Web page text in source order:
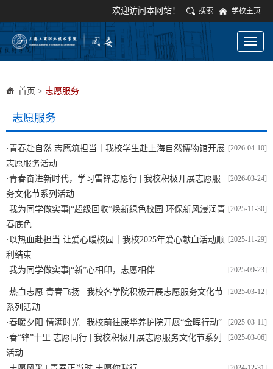
欢迎访问本网站！ 搜索 学校主页
Toggle
首页 > 志愿服务
志愿服务
[2026-04-10]
·青春赴自然 志愿筑担当｜我校学生赴上海自然博物馆开展
志愿服务活动
[2026-03-24]
·青春奋进新时代，学习雷锋志愿行 | 我校积极开展志愿服
务文化节系列活动
[2025-11-30]
·我为同学做实事|“超级回收”焕新绿色校园 环保新风浸润青
春底色
[2025-11-29]
· 以热血赴担当 让爱心暖校园｜我校2025年爱心献血活动顺
利结束
[2025-09-23]
·我为同学做实事|“新”心相印，志愿相伴
[2025-03-12]
·热血志愿 青春飞扬 | 我校各学院积极开展志愿服务文化节
系列活动
[2025-03-11]
·春暖夕阳 情满时光 | 我校前往康华养护院开展“金晖行动”
[2025-03-06]
·春“锋”十里 志愿同行 | 我校积极开展志愿服务文化节系列
活动